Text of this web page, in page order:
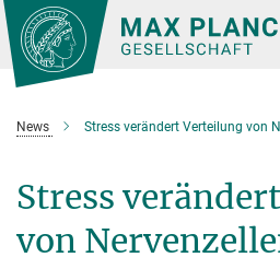
Hauptinhalt
News Stress verändert Verteilung von
Stress
von